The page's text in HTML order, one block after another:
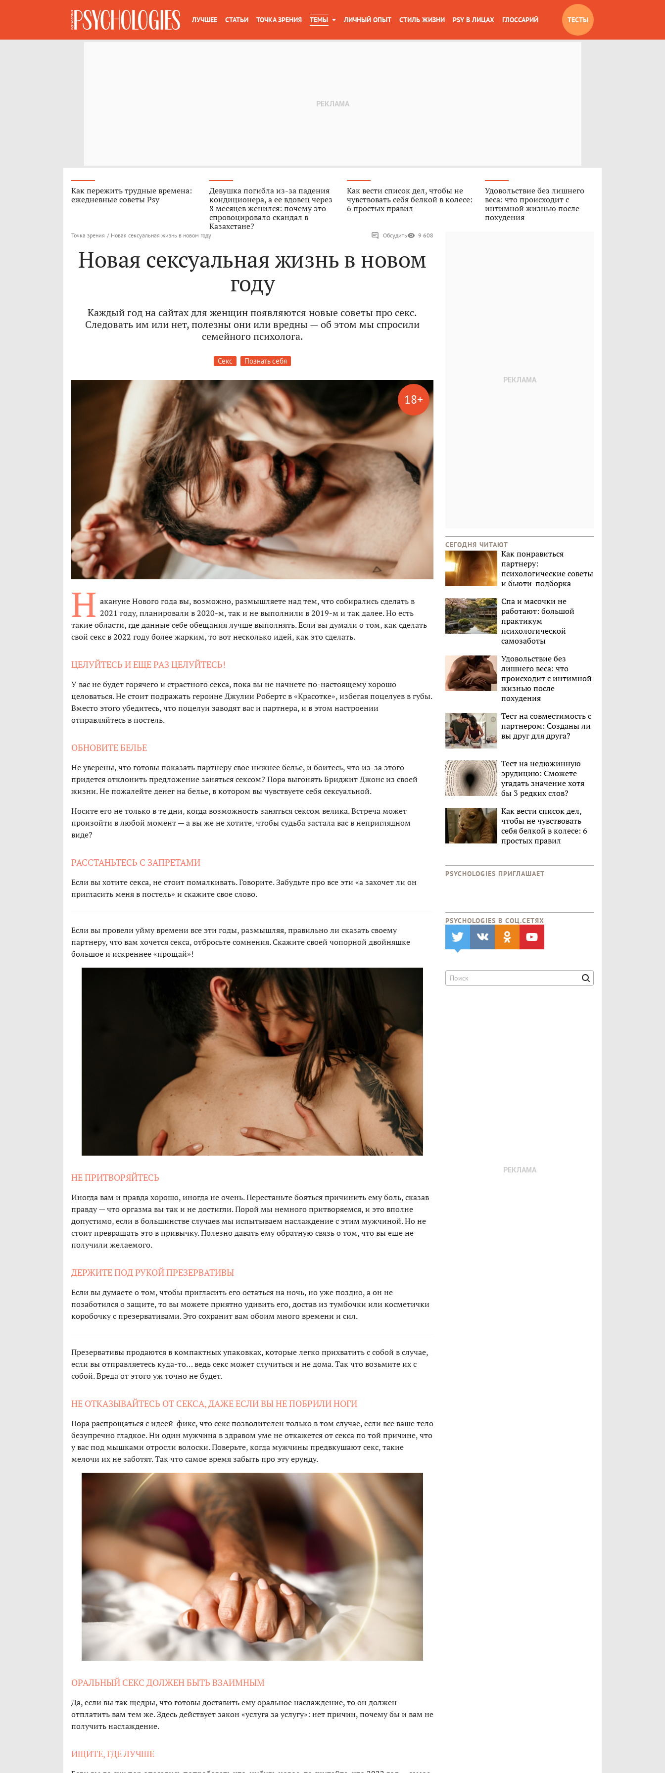
ЛУЧШЕЕ СТАТЬИ ТОЧКА ЗРЕНИЯ ТЕМЫ ЛИЧНЫЙ ОПЫТ СТИЛЬ ЖИЗНИ PSY В ЛИЦАХ ГЛОССАРИЙ ТЕСТЫ
Как пережить трудные времена:
ежедневные советы Psy
Девушка погибла из-за падения
кондиционера, а ее вдовец через
8 месяцев женился: почему это
спровоцировало скандал в
Казахстане?
Как вести список дел, чтобы не
чувствовать себя белкой в колесе:
6 простых правил
Удовольствие без лишнего
веса: что происходит с
интимной жизнью после
похудения
Точка зрения / Новая сексуальная жизнь в новом году Обсудить 9 608
Новая сексуальная жизнь в новом
году
Каждый год на сайтах для женщин появляются новые советы про секс.
Следовать им или нет, полезны они или вредны — об этом мы спросили
семейного психолога.
Секс Познать себя
18+
Н акануне Нового года вы, возможно, размышляете над тем, что собирались сделать в
2021 году, планировали в 2020-м, так и не выполнили в 2019-м и так далее. Но есть
такие области, где данные себе обещания лучше выполнять. Если вы думали о том, как сделать
свой секс в 2022 году более жарким, то вот несколько идей, как это сделать.
ЦЕЛУЙТЕСЬ И ЕЩЕ РАЗ ЦЕЛУЙТЕСЬ!
У вас не будет горячего и страстного секса, пока вы не начнете по-настоящему хорошо
целоваться. Не стоит подражать героине Джулии Робертс в «Красотке», избегая поцелуев в губы.
Вместо этого убедитесь, что поцелуи заводят вас и партнера, и в этом настроении
отправляйтесь в постель.
ОБНОВИТЕ БЕЛЬЕ
Не уверены, что готовы показать партнеру свое нижнее белье, и боитесь, что из-за этого
придется отклонить предложение заняться сексом? Пора выгонять Бриджит Джонс из своей
жизни. Не пожалейте денег на белье, в котором вы чувствуете себя сексуальной.
Носите его не только в те дни, когда возможность заняться сексом велика. Встреча может
произойти в любой момент — а вы же не хотите, чтобы судьба застала вас в неприглядном
виде?
РАССТАНЬТЕСЬ С ЗАПРЕТАМИ
Если вы хотите секса, не стоит помалкивать. Говорите. Забудьте про все эти «а захочет ли он
пригласить меня в постель» и скажите свое слово.
Если вы провели уйму времени все эти годы, размышляя, правильно ли сказать своему
партнеру, что вам хочется секса, отбросьте сомнения. Скажите своей чопорной двойняшке
большое и искреннее «прощай»!
НЕ ПРИТВОРЯЙТЕСЬ
Иногда вам и правда хорошо, иногда не очень. Перестаньте бояться причинить ему боль, сказав
правду — что оргазма вы так и не достигли. Порой мы немного притворяемся, и это вполне
допустимо, если в большинстве случаев мы испытываем наслаждение с этим мужчиной. Но не
стоит превращать это в привычку. Полезно давать ему обратную связь о том, что вы еще не
получили желаемого.
ДЕРЖИТЕ ПОД РУКОЙ ПРЕЗЕРВАТИВЫ
Если вы думаете о том, чтобы пригласить его остаться на ночь, но уже поздно, а он не
позаботился о защите, то вы можете приятно удивить его, достав из тумбочки или косметички
коробочку с презервативами. Это сохранит вам обоим много времени и сил.
Презервативы продаются в компактных упаковках, которые легко прихватить с собой в случае,
если вы отправляетесь куда-то… ведь секс может случиться и не дома. Так что возьмите их с
собой. Вреда от этого уж точно не будет.
НЕ ОТКАЗЫВАЙТЕСЬ ОТ СЕКСА, ДАЖЕ ЕСЛИ ВЫ НЕ ПОБРИЛИ НОГИ
Пора распрощаться с идеей-фикс, что секс позволителен только в том случае, если все ваше тело
безупречно гладкое. Ни один мужчина в здравом уме не откажется от секса по той причине, что
у вас под мышками отросли волоски. Поверьте, когда мужчины предвкушают секс, такие
мелочи их не заботят. Так что самое время забыть про эту ерунду.
ОРАЛЬНЫЙ СЕКС ДОЛЖЕН БЫТЬ ВЗАИМНЫМ
Да, если вы так щедры, что готовы доставить ему оральное наслаждение, то он должен
отплатить вам тем же. Здесь действует закон «услуга за услугу»: нет причин, почему бы и вам не
получить наслаждение.
ИЩИТЕ, ГДЕ ЛУЧШЕ
СЕГОДНЯ ЧИТАЮТ
Как понравиться
партнеру:
психологические советы
и бьюти-подборка
Спа и масочки не
работают: большой
практикум
психологической
самозаботы
Удовольствие без
лишнего веса: что
происходит с интимной
жизнью после
похудения
Тест на совместимость с
партнером: Созданы ли
вы друг для друга?
Тест на недюжинную
эрудицию: Сможете
угадать значение хотя
бы 3 редких слов?
Как вести список дел,
чтобы не чувствовать
себя белкой в колесе: 6
простых правил
PSYCHOLOGIES ПРИГЛАШАЕТ
PSYCHOLOGIES В CОЦ.СЕТЯХ